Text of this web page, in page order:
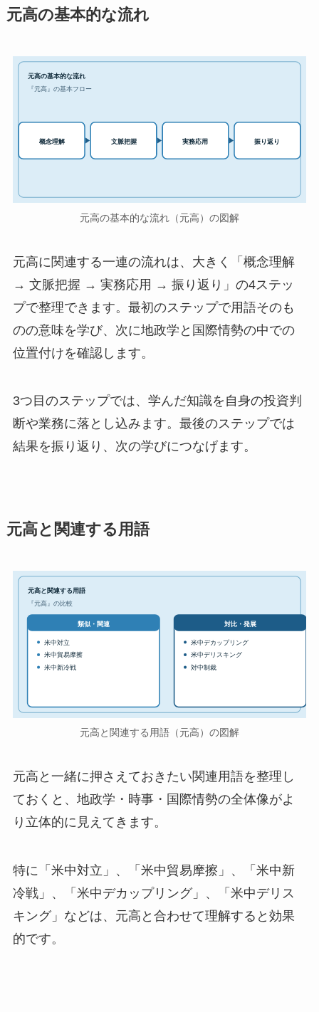
元高の基本的な流れ
元高の基本的な流れ
『元高』の基本フロー
概念理解 文脈把握 実務応用 振り返り
元高の基本的な流れ（元高）の図解
元高に関連する一連の流れは、大きく「概念理解
→ 文脈把握 → 実務応用 → 振り返り」の4ステッ
プで整理できます。最初のステップで用語そのも
のの意味を学び、次に地政学と国際情勢の中での
位置付けを確認します。
3つ目のステップでは、学んだ知識を自身の投資判
断や業務に落とし込みます。最後のステップでは
結果を振り返り、次の学びにつなげます。
元高と関連する用語
元高と関連する用語
『元高』の比較
類似・関連
米中対立
米中貿易摩擦
米中新冷戦
対比・発展
米中デカップリング
米中デリスキング
対中制裁
元高と関連する用語（元高）の図解
元高と一緒に押さえておきたい関連用語を整理し
ておくと、地政学・時事・国際情勢の全体像がよ
り立体的に見えてきます。
特に「米中対立」、「米中貿易摩擦」、「米中新
冷戦」、「米中デカップリング」、「米中デリス
キング」などは、元高と合わせて理解すると効果
的です。